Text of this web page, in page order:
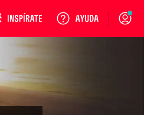
Login